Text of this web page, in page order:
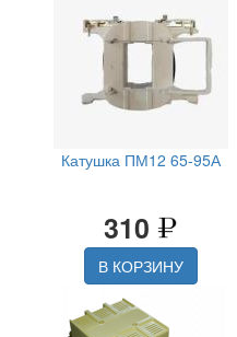
Катушка ПМ12 65-95А
310
В КОРЗИНУ